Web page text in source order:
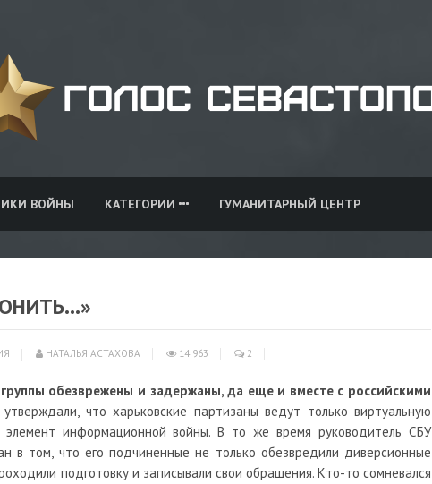
ВОЙНЫ КАТЕГОРИИ ГУМАНИТАРНЫЙ ЦЕНТР
НАТАЛЬЯ АСТАХОВА 14 963 2
группы обезврежены и задержаны, да еще и вместе с российскими
что харьковские партизаны ведут только виртуальную
информационной войны. В то же время руководитель СБУ
в том, что его подчиненные не только обезвредили диверсионные
подготовку и записывали свои обращения. Кто-то сомневался